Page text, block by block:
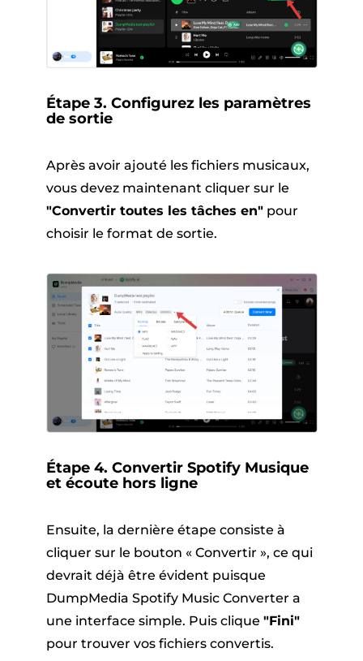
Étape 3. Configurez les paramètres
de sortie
Après avoir ajouté les fichiers musicaux,
vous devez maintenant cliquer sur le
"Convertir toutes les tâches en"pour
choisir le format de sortie.
Étape 4. Convertir Spotify Musique
et écoute hors ligne
Ensuite, la dernière étape consiste à
cliquer sur le bouton « Convertir », ce qui
devrait déjà être évident puisque
DumpMedia Spotify Music Converter a
une interface simple. Puis clique "Fini"
pour trouver vos fichiers convertis.